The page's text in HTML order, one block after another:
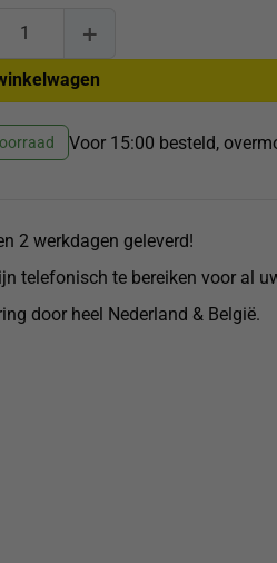
Voor 15:00 besteld,
2 werkdagen geleverd!
telefonisch te bereiken voor al
door heel Nederland & België.